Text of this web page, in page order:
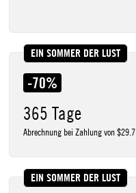
EIN SOMMER DER LUST
-70%
365 Tage
Abrechnung bei Zahlung von$29.7
EIN SOMMER DER LUST